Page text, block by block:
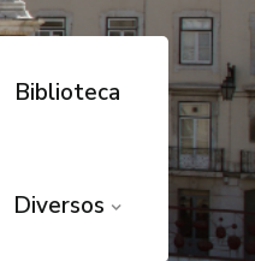
Biblioteca
Diversos